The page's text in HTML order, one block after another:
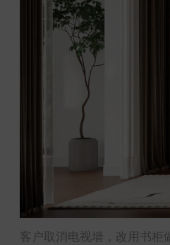
客户取消电视墙，改用书